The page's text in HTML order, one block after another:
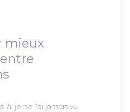
mieux
là, je ne l’ai jamais vu